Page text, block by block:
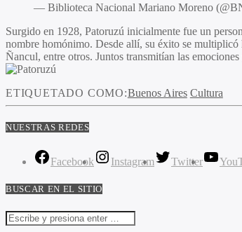
— Biblioteca Nacional Mariano Moreno
Surgido en 1928, Patoruzú inicialmente fue un
nombre homónimo. Desde allí, su éxito se
Ñancul, entre otros. Juntos transmitían las
ETIQUETADO COMO:Buenos Aires Cultura
NUESTRAS REDES
Facebook Instagram Twitter
BUSCAR EN EL SITIO